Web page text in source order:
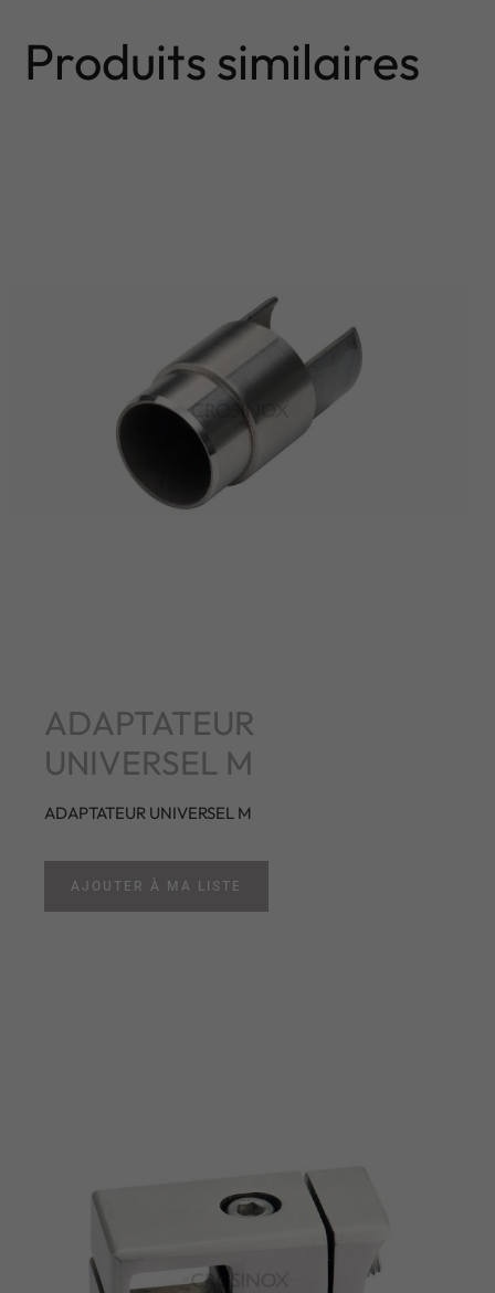
Produits similaires
ADAPTATEUR
UNIVERSEL M
ADAPTATEUR UNIVERSEL M
AJOUTER À MA LISTE